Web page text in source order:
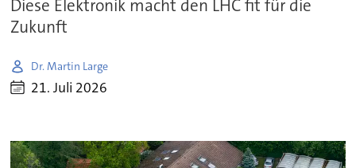
Diese Elektronik macht den LHC fit für die
Zukunft
Dr. Martin Large
21. Juli 2026